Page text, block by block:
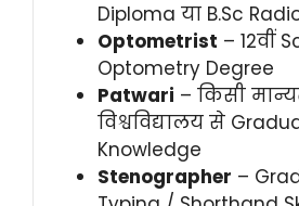
Diploma या B.Sc
Optometrist – 12वीं
Optometry Degree
Patwari – किसी
विश्वविद्यालय से
Knowledge
Stenographer –